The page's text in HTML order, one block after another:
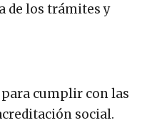
de los trámites y
para cumplir con las
social.